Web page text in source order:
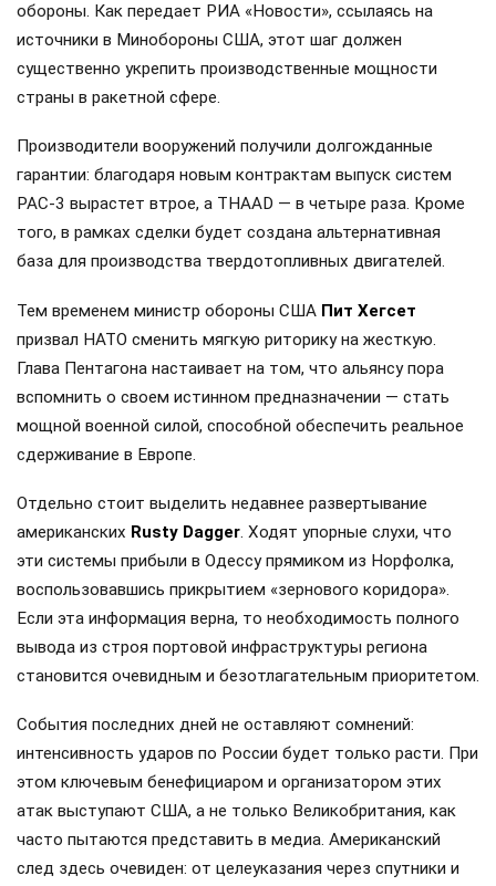
обороны. Как передает РИА «Новости», ссылаясь на
источники в Минобороны США, этот шаг должен
существенно укрепить производственные мощности
страны в ракетной сфере.
Производители вооружений получили долгожданные
гарантии: благодаря новым контрактам выпуск систем
PAC-3 вырастет втрое, а THAAD — в четыре раза. Кроме
того, в рамках сделки будет создана альтернативная
база для производства твердотопливных двигателей.
Тем временем министр обороны США Пит Хегсет
призвал НАТО сменить мягкую риторику на жесткую.
Глава Пентагона настаивает на том, что альянсу пора
вспомнить о своем истинном предназначении — стать
мощной военной силой, способной обеспечить реальное
сдерживание в Европе.
Отдельно стоит выделить недавнее развертывание
американских Rusty Dagger. Ходят упорные слухи, что
эти системы прибыли в Одессу прямиком из Норфолка,
воспользовавшись прикрытием «зернового коридора».
Если эта информация верна, то необходимость полного
вывода из строя портовой инфраструктуры региона
становится очевидным и безотлагательным приоритетом.
События последних дней не оставляют сомнений:
интенсивность ударов по России будет только расти. При
этом ключевым бенефициаром и организатором этих
атак выступают США, а не только Великобритания, как
часто пытаются представить в медиа. Американский
след здесь очевиден: от целеуказания через спутники и